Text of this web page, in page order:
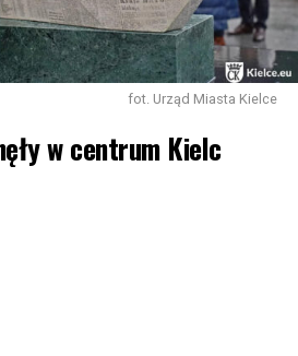
fot. Urząd Miasta Kielce
w centrum Kielc